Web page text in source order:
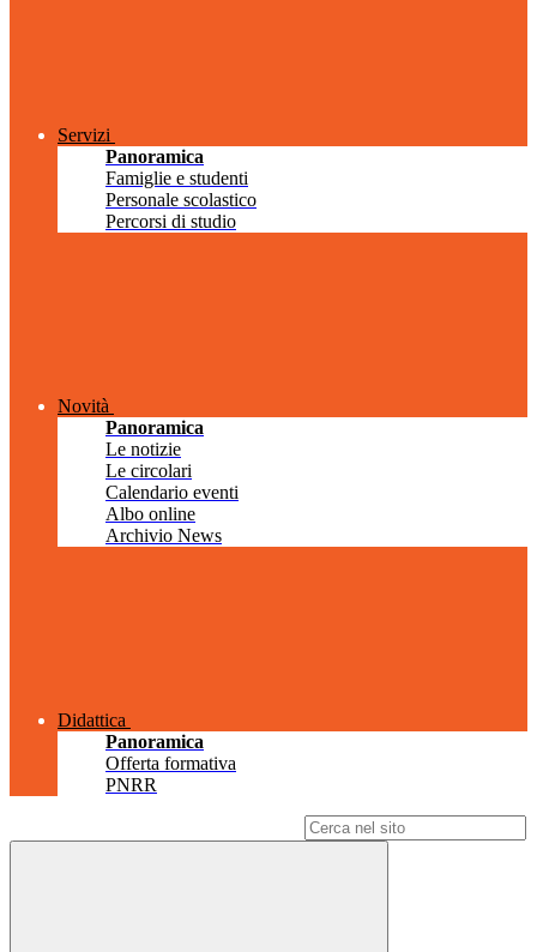
Servizi
Panoramica
Famiglie e studenti
Personale scolastico
Percorsi di studio
Novità
Panoramica
Le notizie
Le circolari
Calendario eventi
Albo online
Archivio News
Didattica
Panoramica
Offerta formativa
PNRR